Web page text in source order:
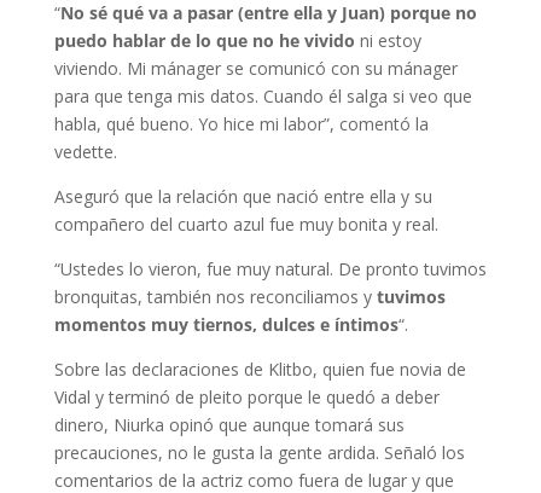
“No sé qué va a pasar (entre ella y Juan) porque no
puedo hablar de lo que no he vivido ni estoy
viviendo. Mi mánager se comunicó con su mánager
para que tenga mis datos. Cuando él salga si veo que
habla, qué bueno. Yo hice mi labor”, comentó la
vedette.
Aseguró que la relación que nació entre ella y su
compañero del cuarto azul fue muy bonita y real.
“Ustedes lo vieron, fue muy natural. De pronto tuvimos
bronquitas, también nos reconciliamos y tuvimos
momentos muy tiernos, dulces e íntimos“.
Sobre las declaraciones de Klitbo, quien fue novia de
Vidal y terminó de pleito porque le quedó a deber
dinero, Niurka opinó que aunque tomará sus
precauciones, no le gusta la gente ardida. Señaló los
comentarios de la actriz como fuera de lugar y que